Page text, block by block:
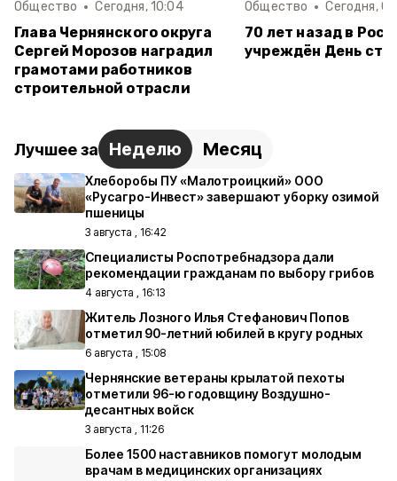
Общество Сегодня, 10:04
Глава Чернянского округа
Сергей Морозов наградил
грамотами работников
строительной отрасли
Общество Сегодня,
70 лет назад в
учреждён День
Лучшее за Неделю Месяц
Хлеборобы ПУ «Малотроицкий» ООО
«Русагро-Инвест» завершают уборку озимой
пшеницы
3 августа , 16:42
Специалисты Роспотребнадзора дали
рекомендации гражданам по выбору грибов
4 августа , 16:13
Житель Лозного Илья Стефанович Попов
отметил 90-летний юбилей в кругу родных
6 августа , 15:08
Чернянские ветераны крылатой пехоты
отметили 96-ю годовщину Воздушно-
десантных войск
3 августа , 11:26
Более 1500 наставников помогут молодым
врачам в медицинских организациях